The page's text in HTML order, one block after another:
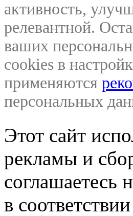
активность,
релевантной.
ваших
cookies в
применяются
персональных
Этот сайт
рекламы и
соглашаетесь
в